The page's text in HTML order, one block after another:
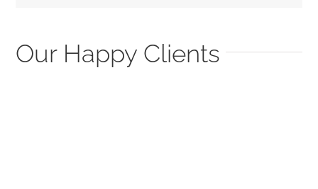
Our Happy Clients